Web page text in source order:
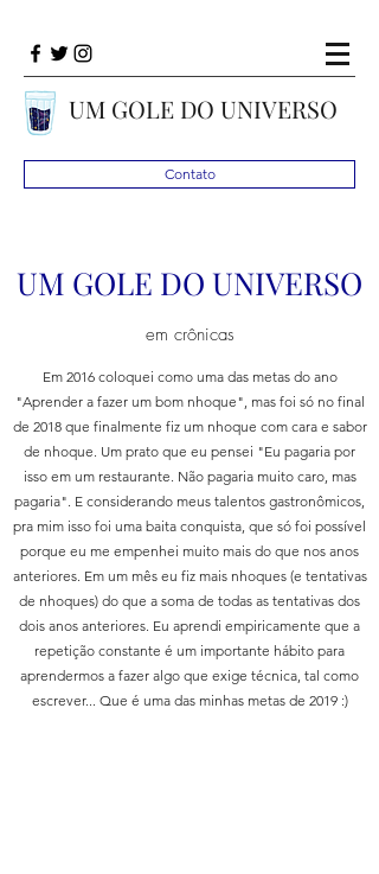
UM GOLE DO UNIVERSO
Contato
UM GOLE DO UNIVERSO
em crônicas
Em 2016 coloquei como uma das metas do ano
"Aprender a fazer um bom nhoque", mas foi só no final
de 2018 que finalmente fiz um nhoque com cara e sabor
de nhoque. Um prato que eu pensei "Eu pagaria por
isso em um restaurante. Não pagaria muito caro, mas
pagaria". E considerando meus talentos gastronômicos,
pra mim isso foi uma baita conquista, que só foi possível
porque eu me empenhei muito mais do que nos anos
anteriores. Em um mês eu fiz mais nhoques (e tentativas
de nhoques) do que a soma de todas as tentativas dos
dois anos anteriores. Eu aprendi empiricamente que a
repetição constante é um importante hábito para
aprendermos a fazer algo que exige técnica, tal como
escrever... Que é uma das minhas metas de 2019 :)